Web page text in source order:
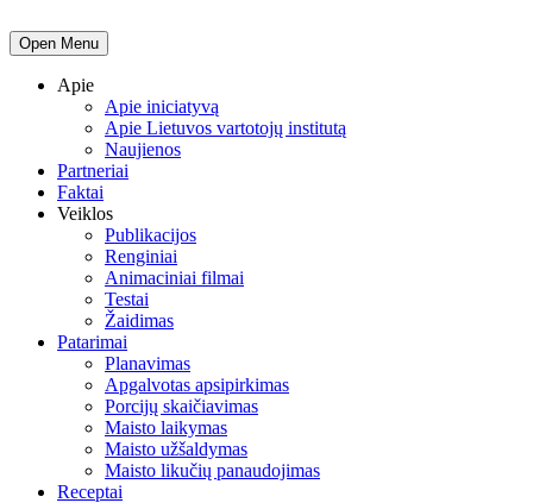
Open Menu
Apie
Apie iniciatyvą
Apie Lietuvos vartotojų institutą
Naujienos
Partneriai
Faktai
Veiklos
Publikacijos
Renginiai
Animaciniai filmai
Testai
Žaidimas
Patarimai
Planavimas
Apgalvotas apsipirkimas
Porcijų skaičiavimas
Maisto laikymas
Maisto užšaldymas
Maisto likučių panaudojimas
Receptai